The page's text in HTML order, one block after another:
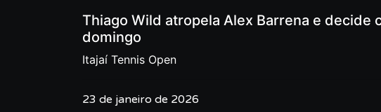
Thiago Wild atropela Alex Barrena e decide
domingo
Itajaí Tennis Open
23 de janeiro de 2026